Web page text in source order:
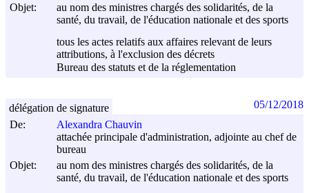
Objet:
au nom des ministres chargés des solidarités, de la
santé, du travail, de l'éducation nationale et des sports
tous les actes relatifs aux affaires relevant de leurs
attributions, à l'exclusion des décrets
Bureau des statuts et de la réglementation
De:
Alexandra Chauvin
attachée principale d'administration, adjointe au chef de
bureau
Objet:
au nom des ministres chargés des solidarités, de la
santé, du travail, de l'éducation nationale et des sports
délégation de signature 05/12/2018